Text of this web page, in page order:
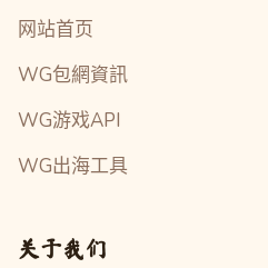
网站首页
WG包網資訊
WG游戏API
WG出海工具
关于我们